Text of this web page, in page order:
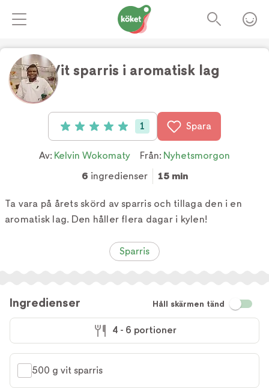
Vit sparris i aromatisk lag
Betyg: 5 av 5 (1 röster)
1 Spara
Av: Kelvin Wokomaty Från: Nyhetsmorgon
6 ingredienser 15 min
Ta vara på årets skörd av sparris och tillaga den i en
aromatisk lag. Den håller flera dagar i kylen!
Sparris
Ingredienser Håll skärmen tänd
4 - 6 portioner
500 g vit sparris